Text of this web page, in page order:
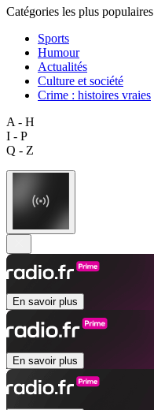
Catégories les plus populaires
Sports
Humour
Actualités
Culture et société
Crime : histoires vraies
A - H
I - P
Q - Z
En savoir plus
En savoir plus